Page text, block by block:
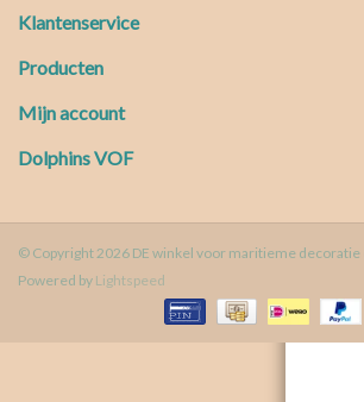
Klantenservice
Producten
Mijn account
Dolphins VOF
© Copyright 2026 DE winkel voor maritieme
Powered by Lightspeed